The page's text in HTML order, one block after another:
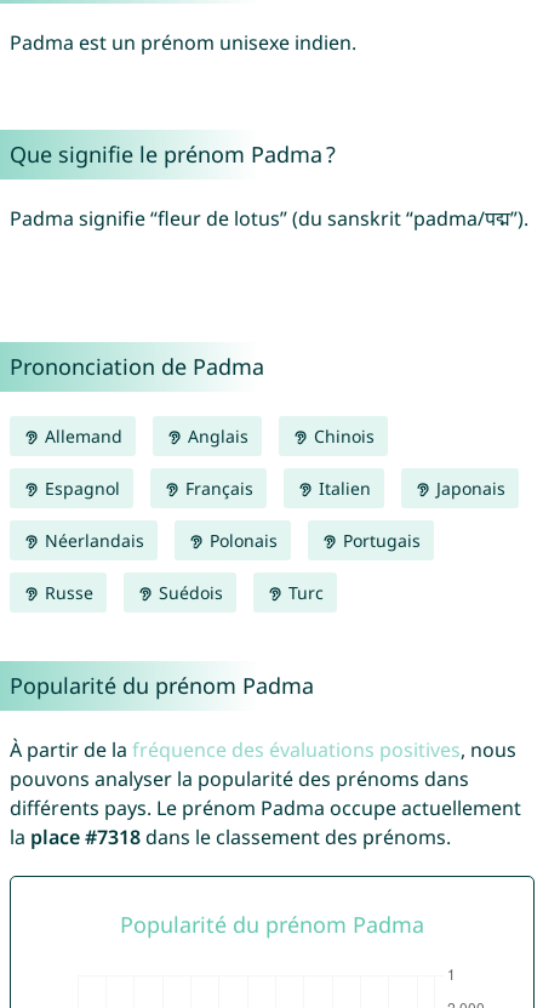
Padma est un prénom unisexe indien.
Que signifie le prénom Padma ?
Padma signifie “fleur de lotus” (du sanskrit “padma/पद्म”).
Prononciation de Padma
Allemand Anglais Chinois
Espagnol Français Italien Japonais
Néerlandais Polonais Portugais
Russe Suédois Turc
Popularité du prénom Padma
À partir de la fréquence des évaluations positives, nous
pouvons analyser la popularité des prénoms dans
différents pays. Le prénom Padma occupe actuellement
la place #7318dans le classement des prénoms.